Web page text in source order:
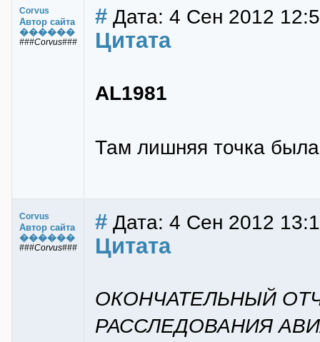
Corvus
Автор сайта
������
###Corvus###
# Дата: 4 Сен 2012
Цитата
AL1981
Там лишняя точка
Corvus
Автор сайта
������
###Corvus###
# Дата: 4 Сен 2012
Цитата
ОКОНЧАТЕЛЬНЫЙ
РАССЛЕДОВАНИЯ